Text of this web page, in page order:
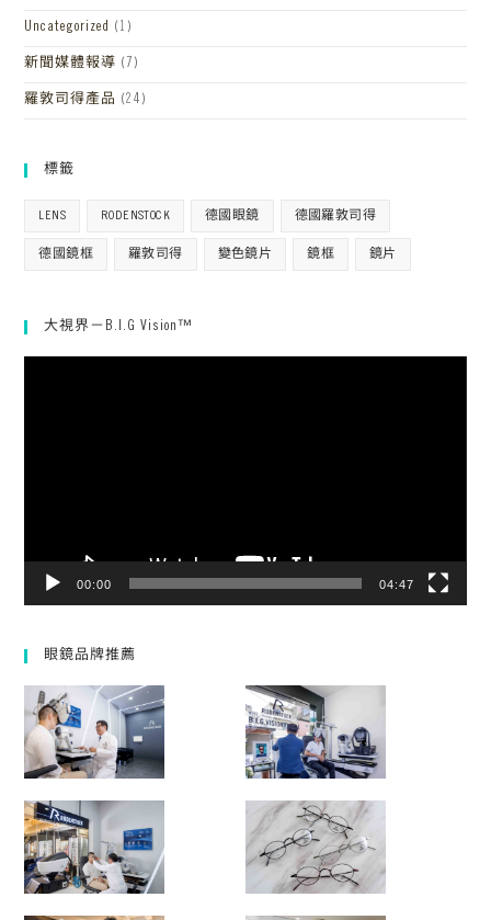
Uncategorized (1)
新聞媒體報導 (7)
羅敦司得產品 (24)
標籤
LENS RODENSTOCK 德國眼鏡 德國羅敦司得
德國鏡框 羅敦司得 變色鏡片 鏡框 鏡片
大視界－B.I.G Vision™
00:00 04:47
眼鏡品牌推薦